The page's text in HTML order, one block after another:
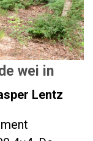
wei in
Lentz